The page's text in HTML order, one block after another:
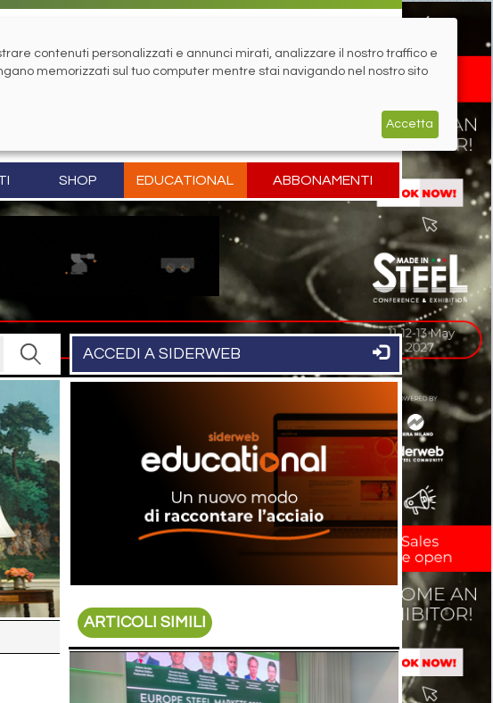
SHOP EDUCATIONAL ABBONAMENTI
ACCEDI A SIDERWEB
ARTICOLI SIMILI
contenuti personalizzati e annunci mirati, analizzare il nostro traffico e
memorizzati sul tuo computer mentre stai navigando nel nostro sito
Accetta